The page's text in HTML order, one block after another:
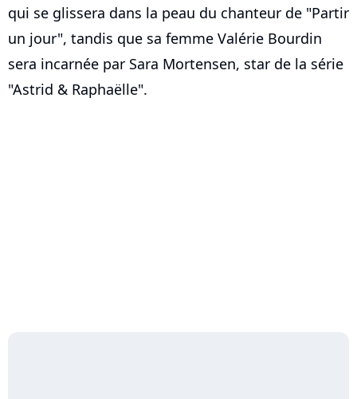
qui se glissera dans la peau du chanteur de "Partir
un jour", tandis que sa femme Valérie Bourdin
sera incarnée par Sara Mortensen, star de la série
"Astrid & Raphaëlle".